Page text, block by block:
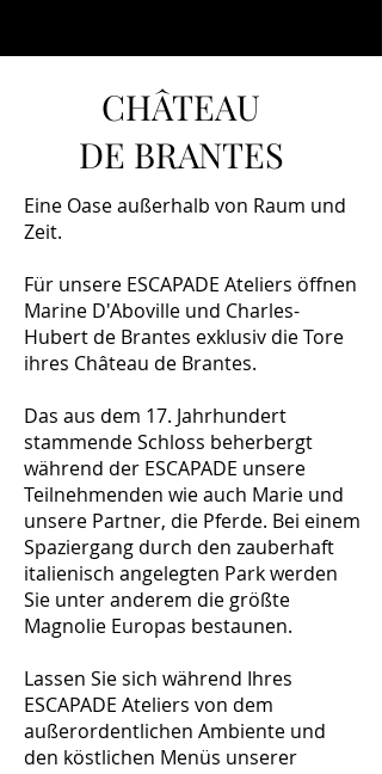
CHÂTEAU
DE BRANTES
Eine Oase außerhalb von Raum und
Zeit.
Für unsere ESCAPADE Ateliers öffnen
Marine D'Aboville und Charles-
Hubert de Brantes exklusiv die Tore
ihres Château de Brantes.
Das aus dem 17. Jahrhundert
stammende Schloss beherbergt
während der ESCAPADE unsere
Teilnehmenden wie auch Marie und
unsere Partner, die Pferde. Bei einem
Spaziergang durch den zauberhaft
italienisch angelegten Park werden
Sie unter anderem die größte
Magnolie Europas bestaunen.
Lassen Sie sich während Ihres
ESCAPADE Ateliers von dem
außerordentlichen Ambiente und
den köstlichen Menüs unserer